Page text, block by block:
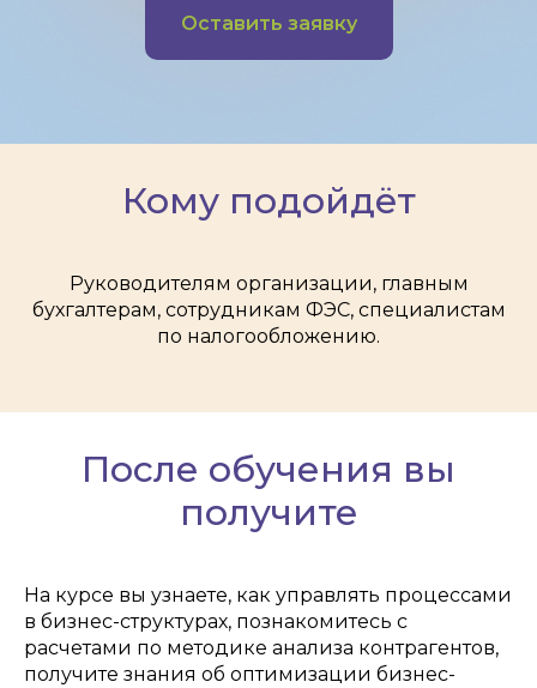
Оставить заявку
Кому подойдёт
Руководителям организации, главным
бухгалтерам, сотрудникам ФЭС, специалистам
по налогообложению.
После обучения вы
получите
На курсе вы узнаете, как управлять процессами
в бизнес-структурах, познакомитесь с
расчетами по методике анализа контрагентов,
получите знания об оптимизации бизнес-